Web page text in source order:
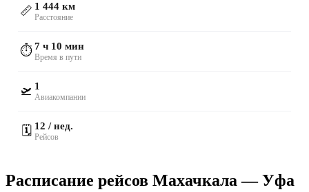
📏 1 444 км
Расстояние
⏱️7 ч 10 мин
Время в пути
🛫 1
Авиакомпании
🗓️ 12 / нед.
Рейсов
Расписание рейсов Махачкала — Уфа